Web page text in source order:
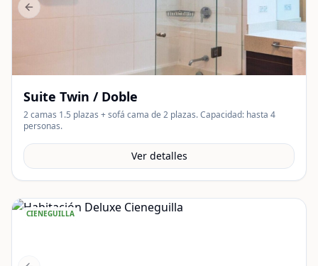
Previous slide
Suite Twin / Doble
2 camas 1.5 plazas + sofá cama de 2 plazas. Capacidad: hasta 4
personas.
Ver detalles
CIENEGUILLA